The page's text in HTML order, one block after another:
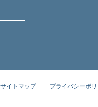
サイトマップ プライバシーポ